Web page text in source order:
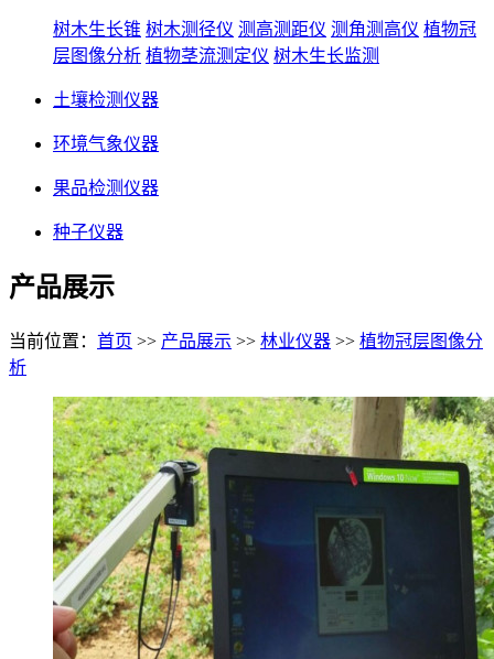
树木生长锥 树木测径仪 测高测距仪 测角测高仪 植物冠
层图像分析 植物茎流测定仪 树木生长监测
土壤检测仪器
环境气象仪器
果品检测仪器
种子仪器
产品展示
当前位置： 首页 >> 产品展示 >> 林业仪器 >> 植物冠层图像分
析